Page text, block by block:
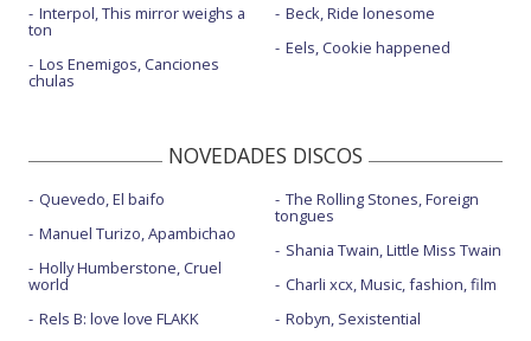
Interpol, This mirror weighs a
ton
Los Enemigos, Canciones
chulas
Beck, Ride lonesome
Eels, Cookie happened
NOVEDADES DISCOS
Quevedo, El baifo
Manuel Turizo, Apambichao
Holly Humberstone, Cruel
world
Rels B: love love FLAKK
The Rolling Stones, Foreign
tongues
Shania Twain, Little Miss Twain
Charli xcx, Music, fashion, film
Robyn, Sexistential